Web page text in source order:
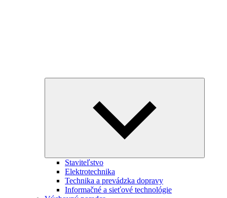
Staviteľstvo
Elektrotechnika
Technika a prevádzka dopravy
Informačné a sieťové technológie